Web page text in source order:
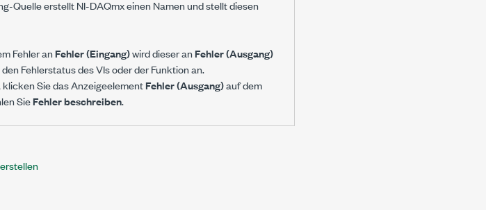
Quelle erstellt NI-DAQmx einen Namen und stellt diesen
Fehler anFehler (Eingang)wird dieser anFehler (Ausgang)
den Fehlerstatus des VIs oder der Funktion an.
Sie das AnzeigeelementFehler (Ausgang)auf dem
SieFehler beschreiben.